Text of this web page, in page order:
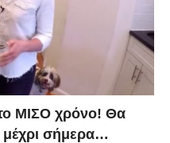
ΜΙΣΟ χρόνο! Θα
μέχρι σήμερα…